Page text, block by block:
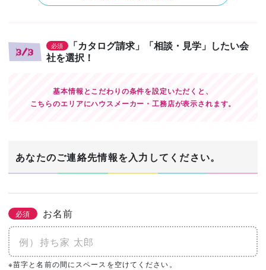
3/3
必須
「カタログ請求」「相談・見学」したい会
社を選択！
基本情報とこだわりの条件を設定いただくと、
こちらのエリアにハウスメーカー・工務店が表示されます。
あなたのご連絡先情報を入力してください。
必須 お名前
※苗字と名前の間にスペースを空けてください。